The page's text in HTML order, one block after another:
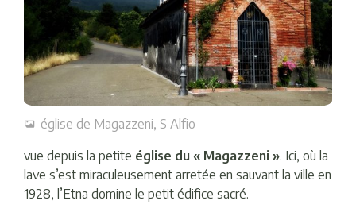
église de Magazzeni, S Alfio
vue depuis la petite église du « Magazzeni ». Ici, où la
lave s’est miraculeusement arretée en sauvant la ville en
1928, l’Etna domine le petit édifice sacré.